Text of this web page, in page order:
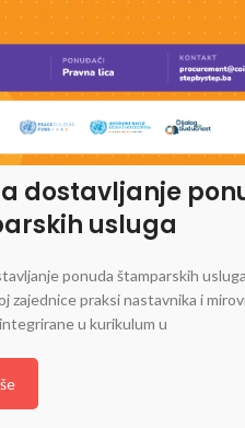
dostavljanje
usluga
ponuda štamparskih
zajednice praksi nastavnika i
u kurikulum u